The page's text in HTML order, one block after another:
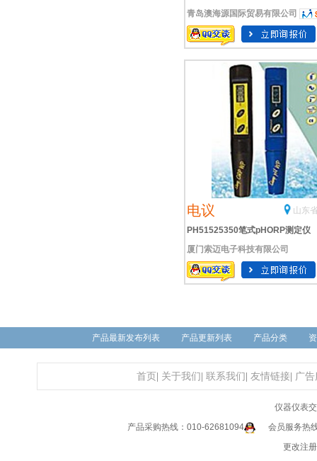
ORP测定仪计
青岛澳海源国际贸易有限公司
电议
山东
PH51525350笔式pHORP测定仪
厦门索迈电子科技有限公司
产品最新发布列表 产品更新列表 产品分类
首页 关于我们 联系我们 友情链接| 广告
仪器仪表
产品采购热线：010-62681094
会员服务热
更改注